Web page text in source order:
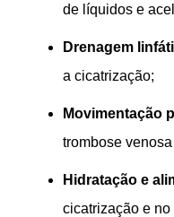
de líquidos e
Drenagem
a cicatrização;
Movimentação
trombose
Hidratação e
cicatrização e